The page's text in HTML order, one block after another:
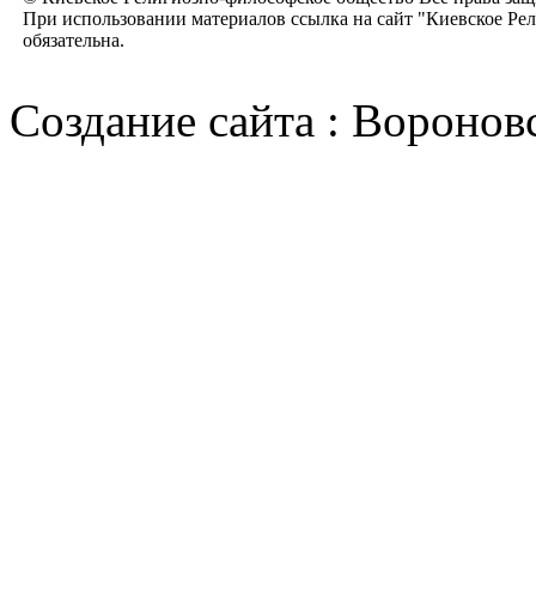
При использовании материалов ссылка на сайт "Киевское
обязательна.
Cоздание сайта :